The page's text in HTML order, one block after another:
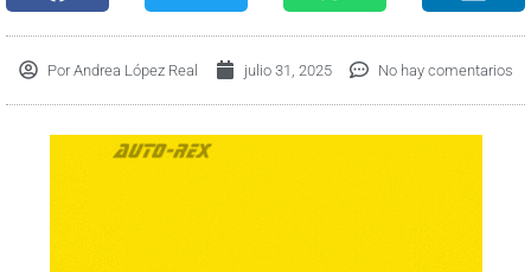
PorAndrea López Real julio 31, 2025 No hay comentarios